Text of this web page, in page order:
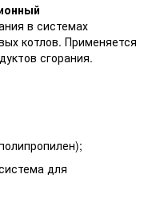
в системах
котлов. Применяется
сгорания.
для